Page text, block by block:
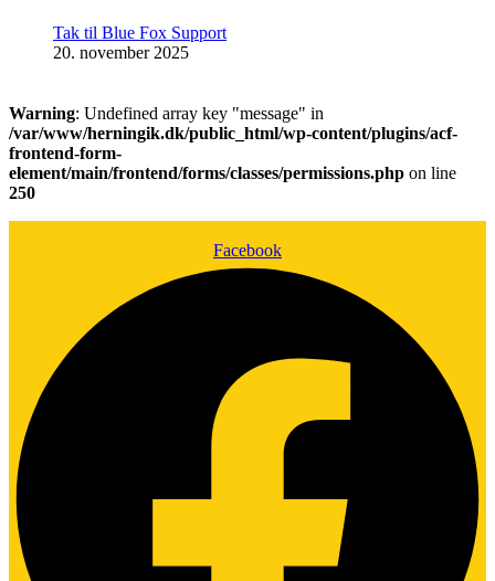
Tak til Blue Fox Support
20. november 2025
Warning: Undefined array key "message" in
/var/www/herningik.dk/public_html/wp-content/plugins/acf-
frontend-form-
element/main/frontend/forms/classes/permissions.php on line
250
Facebook